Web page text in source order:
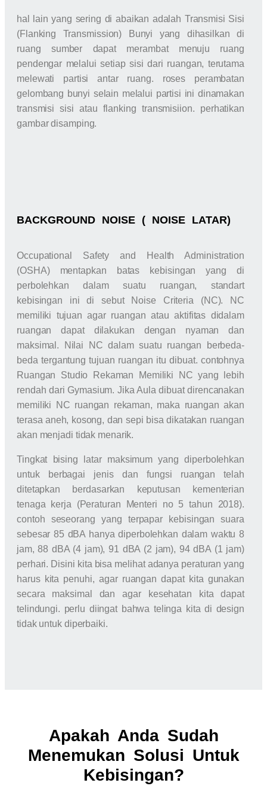
hal lain yang sering di abaikan adalah Transmisi Sisi
(Flanking Transmission) Bunyi yang dihasilkan di
ruang sumber dapat merambat menuju ruang
pendengar melalui setiap sisi dari ruangan, terutama
melewati partisi antar ruang. roses perambatan
gelombang bunyi selain melalui partisi ini dinamakan
transmisi sisi atau flanking transmisiion. perhatikan
gambar disamping.
BACKGROUND NOISE ( NOISE LATAR)
Occupational Safety and Health Administration
(OSHA) mentapkan batas kebisingan yang di
perbolehkan dalam suatu ruangan, standart
kebisingan ini di sebut Noise Criteria (NC). NC
memiliki tujuan agar ruangan atau aktifitas didalam
ruangan dapat dilakukan dengan nyaman dan
maksimal. Nilai NC dalam suatu ruangan berbeda-
beda tergantung tujuan ruangan itu dibuat. contohnya
Ruangan Studio Rekaman Memiliki NC yang lebih
rendah dari Gymasium. Jika Aula dibuat direncanakan
memiliki NC ruangan rekaman, maka ruangan akan
terasa aneh, kosong, dan sepi bisa dikatakan ruangan
akan menjadi tidak menarik.
Tingkat bising latar maksimum yang diperbolehkan
untuk berbagai jenis dan fungsi ruangan telah
ditetapkan berdasarkan keputusan kementerian
tenaga kerja (Peraturan Menteri no 5 tahun 2018).
contoh seseorang yang terpapar kebisingan suara
sebesar 85 dBA hanya diperbolehkan dalam waktu 8
jam, 88 dBA (4 jam), 91 dBA (2 jam), 94 dBA (1 jam)
perhari. Disini kita bisa melihat adanya peraturan yang
harus kita penuhi, agar ruangan dapat kita gunakan
secara maksimal dan agar kesehatan kita dapat
telindungi. perlu diingat bahwa telinga kita di design
tidak untuk diperbaiki.
Apakah Anda Sudah
Menemukan Solusi Untuk
Kebisingan?